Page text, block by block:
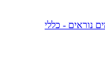
נוראים - כללי